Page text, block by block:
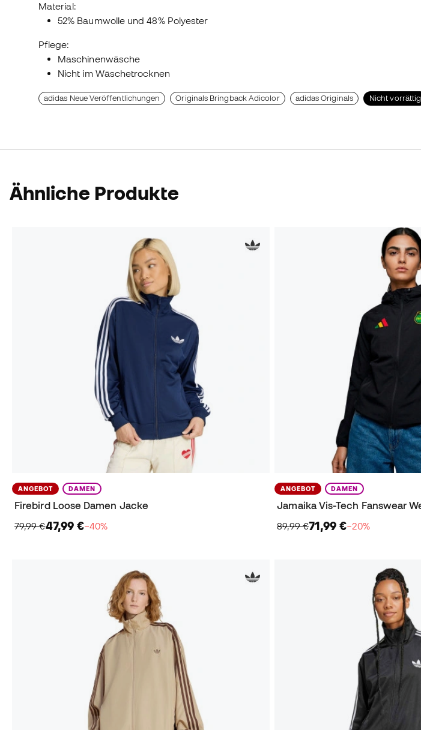
Material:
52% Baumwolle und 48% Polyester
Pflege:
Maschinenwäsche
Nicht im Wäschetrocknen
adidas Neue Veröffentlichungen Originals Bringback Adicolor adidas Originals Nicht vorrättig
Ähnliche Produkte
ANGEBOT DAMEN
Firebird Loose Damen Jacke
79,99 €47,99 €−40%
ANGEBOT DAMEN
89,99 €71,99 €−20%